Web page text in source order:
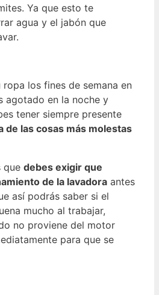
Ya que esto te
agua y el jabón que
ropa los fines de semana en
agotado en la noche y
tener siempre presente
de las cosas más molestas
que debes exigir que
de la lavadora antes
así podrás saber si el
mucho al trabajar,
no proviene del motor
para que se